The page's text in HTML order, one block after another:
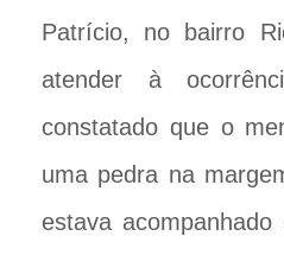
Patrício, no bairro
atender à
constatado que o
uma pedra na
estava